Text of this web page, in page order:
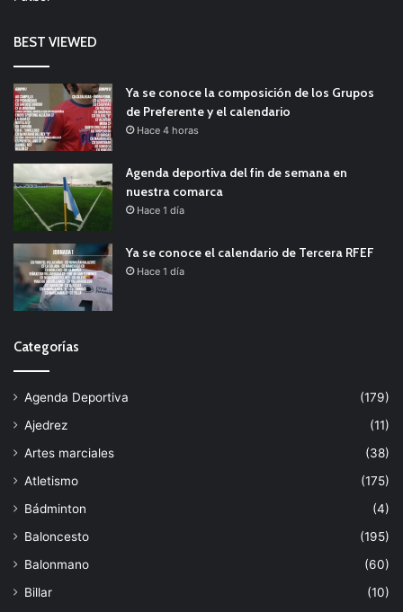
BEST VIEWED
Ya se conoce la composición de los Grupos
de Preferente y el calendario
Hace 4 horas
Agenda deportiva del fin de semana en
nuestra comarca
Hace 1 día
Ya se conoce el calendario de Tercera RFEF
Hace 1 día
Categorías
Agenda Deportiva
(179)
Ajedrez
(11)
Artes marciales
(38)
Atletismo
(175)
Bádminton
(4)
Baloncesto
(195)
Balonmano
(60)
Billar
(10)